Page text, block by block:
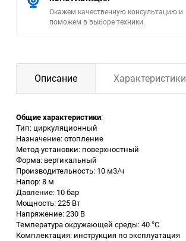
Климатическая техника
Измерительное
оборудование
Заточные станки (точила)
Дровоколы
Грузоподъемное
оборудование
Гидроаккумуляторы и
расширительные баки
Окажем качественную консультацию и
поможем в выборе техники.
Описание Характеристики
Общие характеристики:
Тип: циркуляционный
Назначение: отопление
Метод установки: поверхностный
Форма: вертикальный
Производительность: 10 м3/ч
Напор: 8 м
Давление: 10 бар
Мощность: 225 Вт
Напряжение: 230 В
Температура окружающей среды: 40 °C
Комплектация: инструкция по эксплуатация